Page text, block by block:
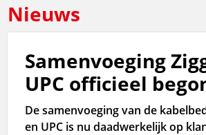
Nieuws
Samenvoeging
UPC officieel
De samenvoeging van de
en UPC is nu daadwerkelijk op